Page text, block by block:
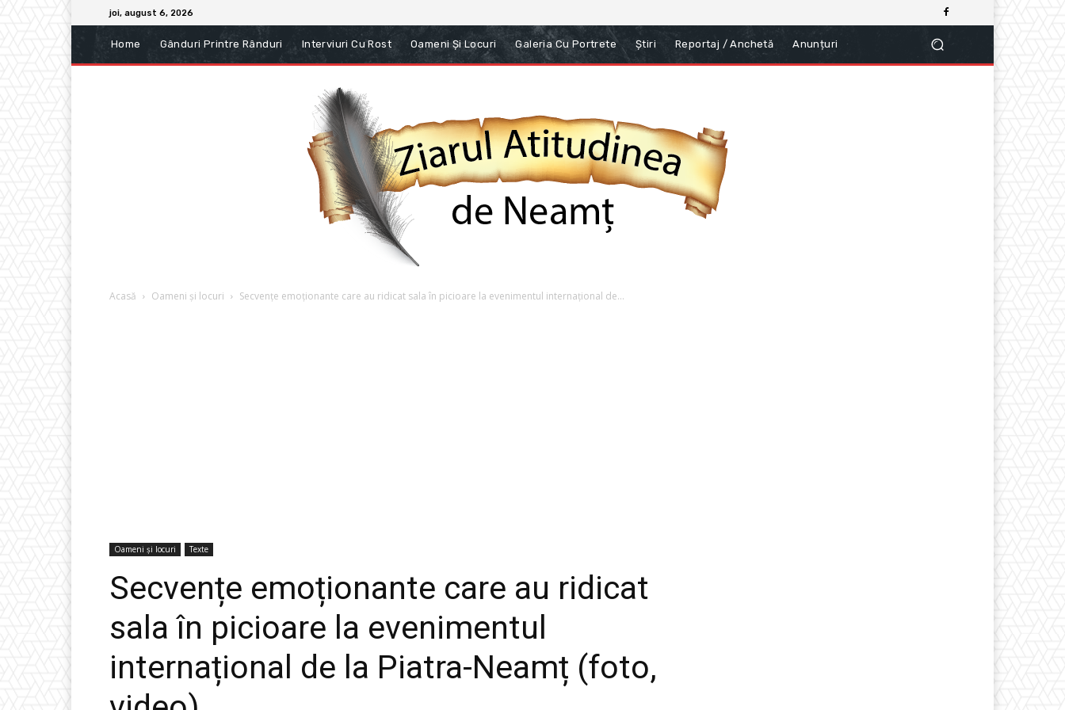
joi, august 6, 2026
Home Gânduri Printre Rânduri Interviuri Cu Rost Oameni Și Locuri Galeria Cu Portrete Știri Reportaj / Anchetă Anunțuri
Acasă Oameni și locuri Secvențe emoționante care au ridicat sala în picioare la evenimentul internațional de...
Oameni și locuri Texte
Secvențe emoționante care au ridicat
sala în picioare la evenimentul
internațional de la Piatra-Neamț (foto,